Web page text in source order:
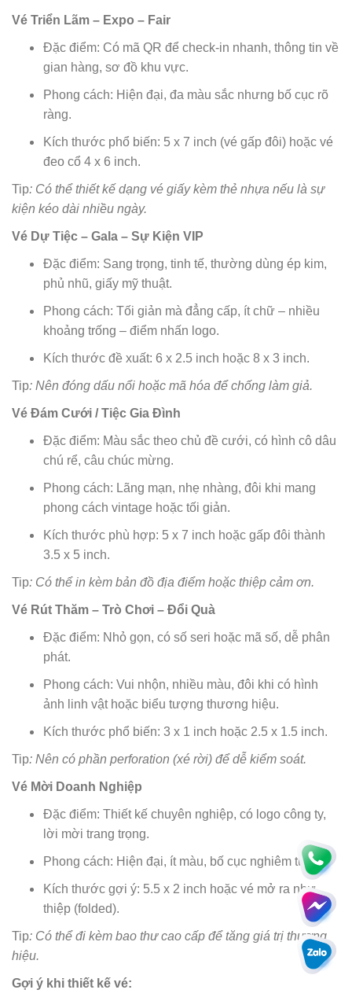
Vé Triển Lãm – Expo – Fair
Đặc điểm: Có mã QR để check-in nhanh, thông tin về
gian hàng, sơ đồ khu vực.
Phong cách: Hiện đại, đa màu sắc nhưng bố cục rõ
ràng.
Kích thước phổ biến: 5 x 7 inch (vé gấp đôi) hoặc vé
đeo cổ 4 x 6 inch.
Tip: Có thể thiết kế dạng vé giấy kèm thẻ nhựa nếu là sự
kiện kéo dài nhiều ngày.
Vé Dự Tiệc – Gala – Sự Kiện VIP
Đặc điểm: Sang trọng, tinh tế, thường dùng ép kim,
phủ nhũ, giấy mỹ thuật.
Phong cách: Tối giản mà đẳng cấp, ít chữ – nhiều
khoảng trống – điểm nhấn logo.
Kích thước đề xuất: 6 x 2.5 inch hoặc 8 x 3 inch.
Tip: Nên đóng dấu nổi hoặc mã hóa để chống làm giả.
Vé Đám Cưới / Tiệc Gia Đình
Đặc điểm: Màu sắc theo chủ đề cưới, có hình cô dâu
chú rể, câu chúc mừng.
Phong cách: Lãng mạn, nhẹ nhàng, đôi khi mang
phong cách vintage hoặc tối giản.
Kích thước phù hợp: 5 x 7 inch hoặc gấp đôi thành
3.5 x 5 inch.
Tip: Có thể in kèm bản đồ địa điểm hoặc thiệp cảm ơn.
Vé Rút Thăm – Trò Chơi – Đổi Quà
Đặc điểm: Nhỏ gọn, có số seri hoặc mã số, dễ phân
phát.
Phong cách: Vui nhộn, nhiều màu, đôi khi có hình
ảnh linh vật hoặc biểu tượng thương hiệu.
Kích thước phổ biến: 3 x 1 inch hoặc 2.5 x 1.5 inch.
Tip: Nên có phần perforation (xé rời) để dễ kiểm soát.
Vé Mời Doanh Nghiệp
Đặc điểm: Thiết kế chuyên nghiệp, có logo công ty,
lời mời trang trọng.
Phong cách: Hiện đại, ít màu, bố cục nghiêm túc.
Kích thước gợi ý: 5.5 x 2 inch hoặc vé mở ra như
thiệp (folded).
Tip: Có thể đi kèm bao thư cao cấp để tăng giá trị thương
hiệu.
Gợi ý khi thiết kế vé: